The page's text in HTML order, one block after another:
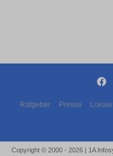
Ratgeber Presse
Copyright © 2000 - 2026 | 1A